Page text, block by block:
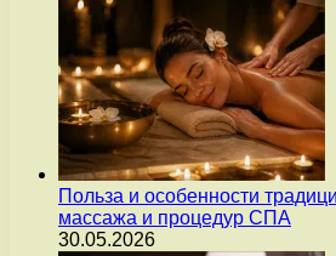
Польза и особенности
массажа и процедур СПА
30.05.2026